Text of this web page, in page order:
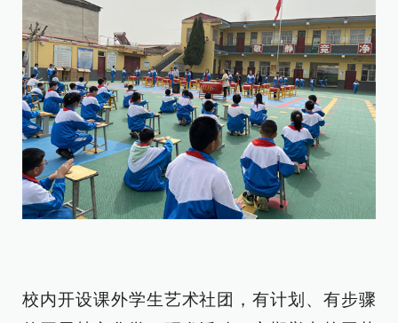
校内开设课外学生艺术社团，有计划、有步骤